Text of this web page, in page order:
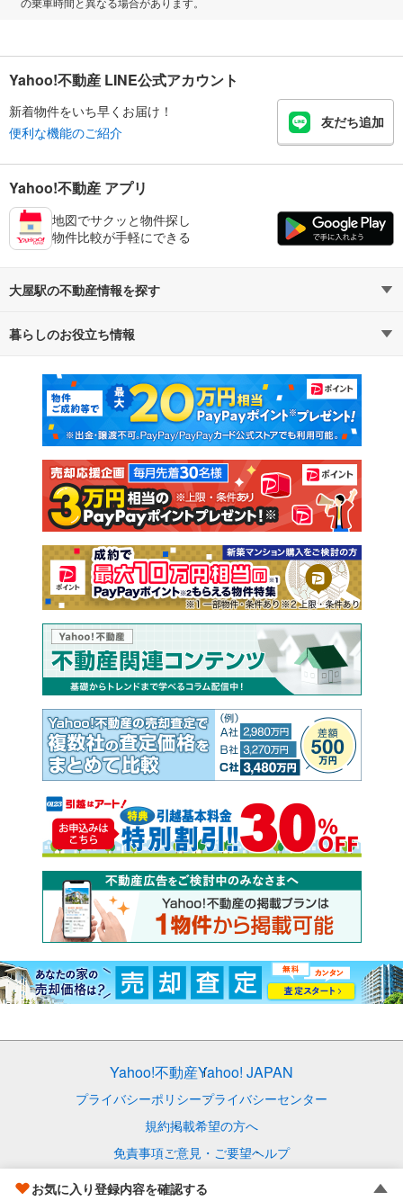
お気に入り登録内容を確認する
Yahoo!不動産 LINE公式アカウント
新着物件をいち早くお届け！
便利な機能のご紹介
友だち追加
Yahoo!不動産 アプリ
地図でサクッと物件探し
物件比較が手軽にできる
大屋駅の不動産情報を探す
不動産・住宅
新築マンション 中古マンション
新築一戸建て 中古一戸建て
注文住宅 土地
売却査定
暮らしのお役立ち情報
マンションカタログ 教えて！住まいの先生
Yahoo!不動産Yahoo! JAPAN
プライバシーポリシープライバシーセンター
規約掲載希望の方へ
免責事項ご意見・ご要望ヘルプ
© LY Corporation